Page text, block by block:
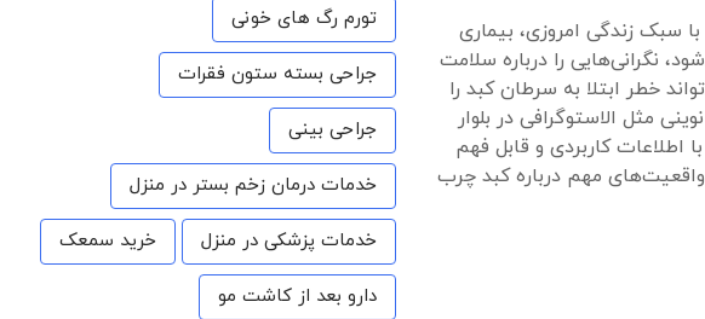
سبک زندگی امروزی، بیماری
نگرانی‌هایی را درباره سلامت
خطر ابتلا به سرطان کبد را
مثل الاستوگرافی در بلوار
کاربردی و قابل فهم
مهم درباره کبد چرب
تورم رگ های خونی
جراحی بسته ستون فقرات
جراحی بینی
خدمات درمان زخم بستر در منزل
خدمات پزشکی در منزل خرید سمعک
دارو بعد از کاشت مو